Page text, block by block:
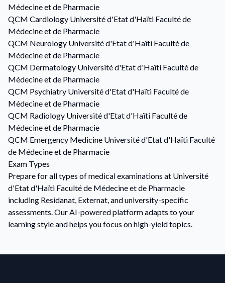
Médecine et de Pharmacie
QCM Cardiology Université d'Etat d'Haïti Faculté de
Médecine et de Pharmacie
QCM Neurology Université d'Etat d'Haïti Faculté de
Médecine et de Pharmacie
QCM Dermatology Université d'Etat d'Haïti Faculté de
Médecine et de Pharmacie
QCM Psychiatry Université d'Etat d'Haïti Faculté de
Médecine et de Pharmacie
QCM Radiology Université d'Etat d'Haïti Faculté de
Médecine et de Pharmacie
QCM Emergency Medicine Université d'Etat d'Haïti Faculté
de Médecine et de Pharmacie
Exam Types
Prepare for all types of medical examinations at Université
d'Etat d'Haïti Faculté de Médecine et de Pharmacie
including Residanat, Externat, and university-specific
assessments. Our AI-powered platform adapts to your
learning style and helps you focus on high-yield topics.